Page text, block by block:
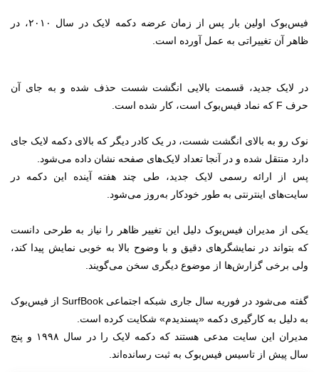
فیس‌بوک اولین بار پس از زمان عرضه دکمه لایک در سال ۲۰۱۰، در
ظاهر آن تغییراتی به عمل آورده است.
در لایک جدید، قسمت بالایی انگشت شست حذف شده و به جای آن
حرف F که نماد فیس‌بوک است، کار شده است.
نوک رو به بالای انگشت شست، در یک کادر دیگر که بالای دکمه لایک جای
دارد منتقل شده و در آنجا تعداد لایک‌های صفحه نشان داده می‌شود.
پس از ارائه رسمی لایک جدید، طی چند هفته آینده این دکمه در
سایت‌های اینترنتی به طور خودکار به‌روز می‌شود.
یکی از مدیران فیس‌بوک دلیل این تغییر ظاهر را نیاز به طرحی دانست
که بتواند در نمایشگرهای دقیق و با وضوح بالا به خوبی نمایش پیدا کند،
ولی برخی گزارش‌ها از موضوع دیگری سخن می‌گویند.
گفته می‌شود در فوریه سال جاری شبکه اجتماعی SurfBook از فیس‌بوک
به دلیل به کارگیری دکمه «پسندیدم» شکایت کرده است.
مدیران این سایت مدعی هستند که دکمه لایک را در سال ۱۹۹۸ و پنج
سال پیش از تاسیس فیس‌بوک به ثبت رسانده‌اند.